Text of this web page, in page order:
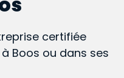
certifiée
Boos ou dans ses